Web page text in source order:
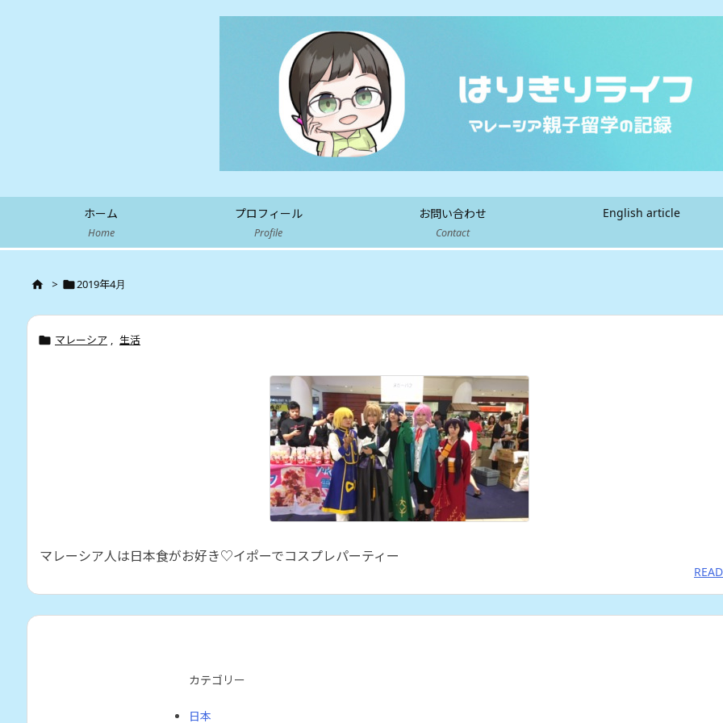
ホーム
Home
プロフィール
Profile
お問い合わせ
Contact
English article
 > 2019年4月
 マレーシア , 生活
マレーシア人は日本食がお好き♡イポーでコスプレパーティー
カテゴリー
日本